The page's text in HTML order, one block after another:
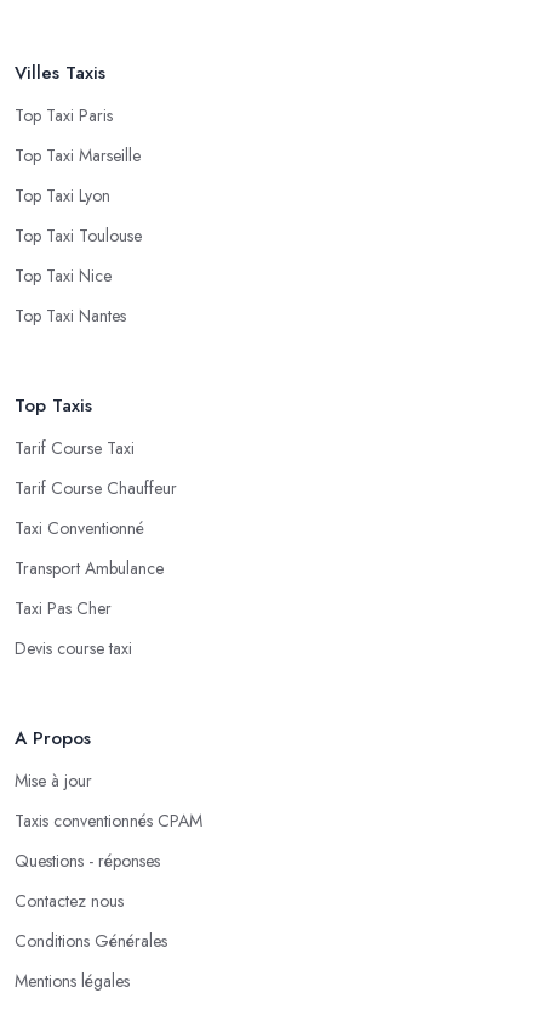
Villes Taxis
Top Taxi Paris
Top Taxi Marseille
Top Taxi Lyon
Top Taxi Toulouse
Top Taxi Nice
Top Taxi Nantes
Top Taxis
Tarif Course Taxi
Tarif Course Chauffeur
Taxi Conventionné
Transport Ambulance
Taxi Pas Cher
Devis course taxi
A Propos
Mise à jour
Taxis conventionnés CPAM
Questions - réponses
Contactez nous
Conditions Générales
Mentions légales